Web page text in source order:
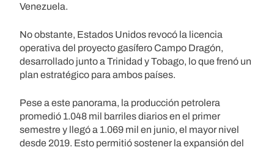
Venezuela.
No obstante, Estados Unidos revocó la licencia
operativa del proyecto gasífero Campo Dragón,
desarrollado junto a Trinidad y Tobago, lo que frenó un
plan estratégico para ambos países.
Pese a este panorama, la producción petrolera
promedió 1.048 mil barriles diarios en el primer
semestre y llegó a 1.069 mil en junio, el mayor nivel
desde 2019. Esto permitió sostener la expansión del